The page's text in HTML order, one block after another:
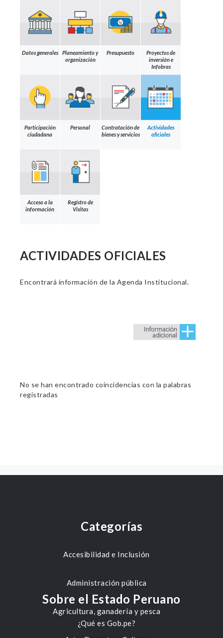
Datos generales
Planeamiento y
organización
Presupuesto
Proyectos de
inversión e
Infobras
Participación
ciudadana
Personal
Contratación de
bienes y servicios
Actividades
oficiales
Acceso a la
información
Registro de
Visitas
ACTIVIDADES OFICIALES
Encontrará información de la Agenda Institucional.
No se han encontrado coincidencias con la palabras
registradas
Categorías
Accesibilidad e Inclusión
Administración pública
Agricultura, ganadería y pesca
Sobre el Estado Peruano
¿Qué es Gob.pe?